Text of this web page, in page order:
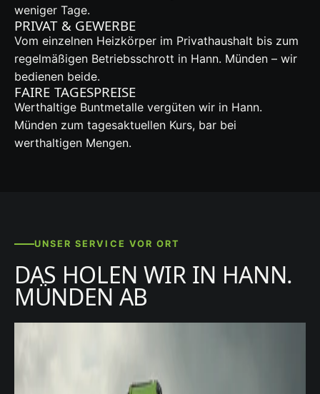
weniger Tage.
PRIVAT & GEWERBE
Vom einzelnen Heizkörper im Privathaushalt bis zum
regelmäßigen Betriebsschrott in Hann. Münden – wir
bedienen beide.
FAIRE TAGESPREISE
Werthaltige Buntmetalle vergüten wir in Hann.
Münden zum tagesaktuellen Kurs, bar bei
werthaltigen Mengen.
UNSER SERVICE VOR ORT
DAS HOLEN WIR IN HANN.
MÜNDEN AB